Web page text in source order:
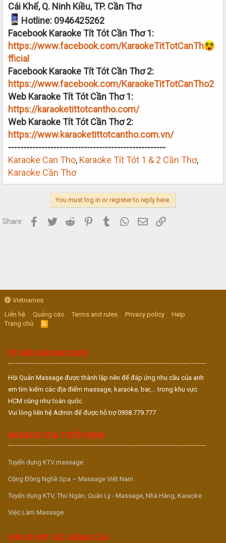
Cái Khế, Q. Ninh Kiều, TP. Cần Thơ
Hotline: 0946425262
Facebook Karaoke Tít Tót Cần Thơ 1:
https://www.facebook.com/KaraokeTitTotCanTh
fficial
Facebook Karaoke Tít Tót Cần Thơ 2:
https://www.facebook.com/KaraokeTitTotCanTho2
Web Karaoke Tít Tót Cần Thơ 1:
https://karaoketittotcantho.com/
Web Karaoke Tít Tót Cần Thơ 2:
https://www.karaoketittotcantho.com.vn/
----------------------------------------------------
Karaoke Can Tho, Karaoke Tít Tót 1 & 2 Cần Thơ,
Karaoke Cần Thơ
You must log in or register to reply here.
Share: Facebook
Twitter Reddit PinterestTumblr WhatsApp
Email
Vietnames
Liên hệ
Quảng cáo Terms and rules Privacy policy
Help
Trang chủ
R
S
VỀ DIỄN ĐÀN MASSAGE
Hội Quán Massage được thành lập nên để đáp ứng nhu cầu của anh
em tìm kiếm các địa điểm massage, karaoke, bar,... trong khu vực
HCM cũng như toàn quốc.
Vui lòng liên hệ Admin để được hỗ trợ 0938.779.777
MASSAGE VUA TUYỂN DỤNG
Tuyển dụng KTV massage
Cộng Đồng Nghề Spa – Massage Việt Nam
Tuyển dụng KTV, Thu Ngân, Quản Lý - Massage, Nhà Hàng, Karaoke
Việc Làm Massage
ĐƠN VỊ HỢP TÁC QUẢNG CÁO